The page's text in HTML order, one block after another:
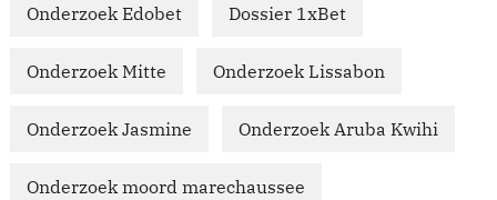
Onderzoek Edobet Dossier 1xBet
Onderzoek Mitte Onderzoek Lissabon
Onderzoek Jasmine Onderzoek Aruba Kwihi
Onderzoek moord marechaussee